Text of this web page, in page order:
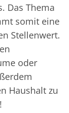
Das Thema
somit eine
Stellenwert.
oder
Haushalt zu